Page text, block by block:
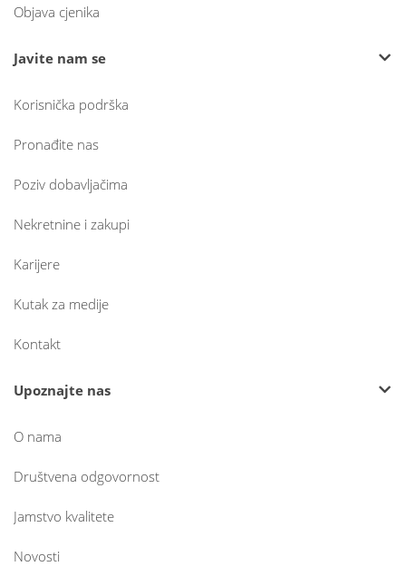
Objava cjenika
Javite nam se
Korisnička podrška
Pronađite nas
Poziv dobavljačima
Nekretnine i zakupi
Karijere
Kutak za medije
Kontakt
Upoznajte nas
O nama
Društvena odgovornost
Jamstvo kvalitete
Novosti